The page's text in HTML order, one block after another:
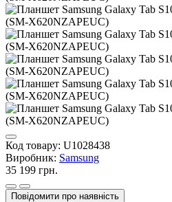
Код товару: U1028438
Виробник: Samsung
35 199 грн.
Повідомити про наявність